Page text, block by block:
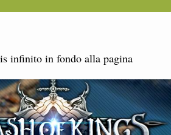
infinito in fondo alla pagina